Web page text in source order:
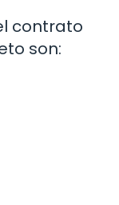
contrato
son: